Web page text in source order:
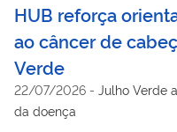
HUB reforça
ao câncer de
Verde
22/07/2026 - Julho Verde
da doença